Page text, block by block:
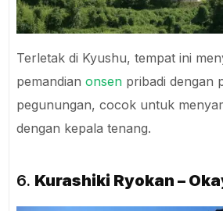
Terletak di Kyushu, tempat ini
pemandianonsen pribadi dengan
pegunungan, cocok untuk
dengan kepala tenang.
6. Kurashiki Ryokan –